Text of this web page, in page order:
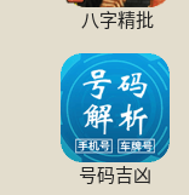
八字精批
号码吉凶